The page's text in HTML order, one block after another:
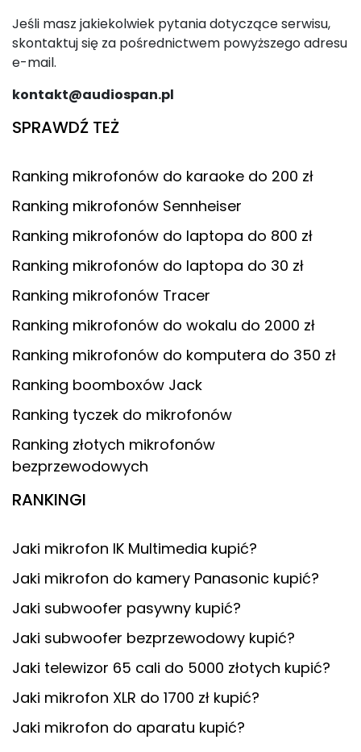
Jeśli masz jakiekolwiek pytania dotyczące serwisu,
skontaktuj się za pośrednictwem powyższego adresu
e-mail.
kontakt@audiospan.pl
SPRAWDŹ TEŻ
Ranking mikrofonów do karaoke do 200 zł
Ranking mikrofonów Sennheiser
Ranking mikrofonów do laptopa do 800 zł
Ranking mikrofonów do laptopa do 30 zł
Ranking mikrofonów Tracer
Ranking mikrofonów do wokalu do 2000 zł
Ranking mikrofonów do komputera do 350 zł
Ranking boomboxów Jack
Ranking tyczek do mikrofonów
Ranking złotych mikrofonów
bezprzewodowych
RANKINGI
Jaki mikrofon IK Multimedia kupić?
Jaki mikrofon do kamery Panasonic kupić?
Jaki subwoofer pasywny kupić?
Jaki subwoofer bezprzewodowy kupić?
Jaki telewizor 65 cali do 5000 złotych kupić?
Jaki mikrofon XLR do 1700 zł kupić?
Jaki mikrofon do aparatu kupić?